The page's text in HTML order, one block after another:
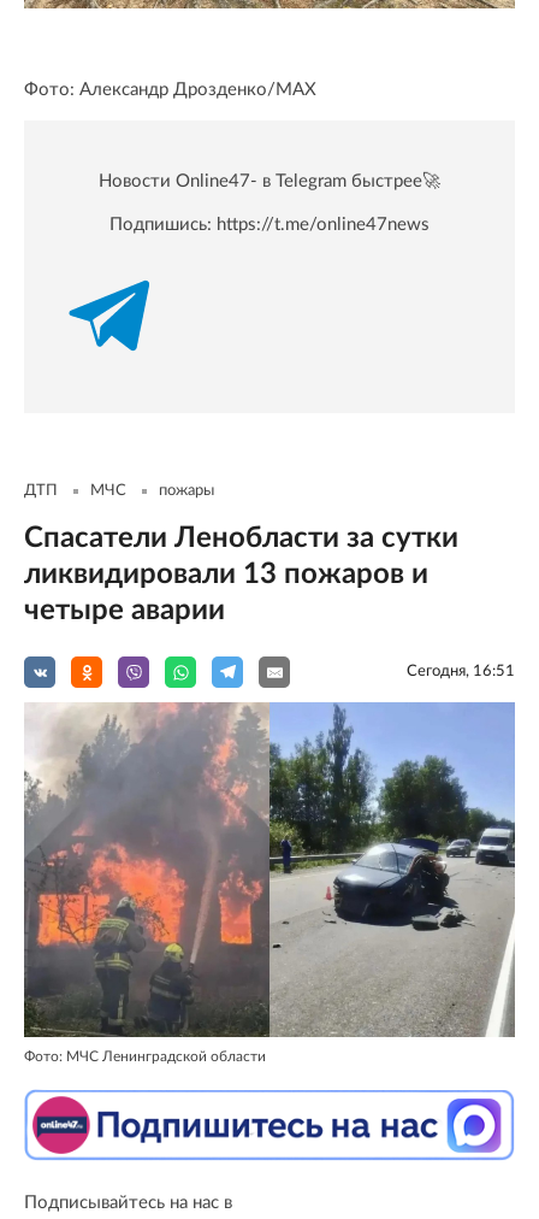
Фото: Александр Дрозденко/MAX
Новости Online47- в Telegram быстрее🚀
Подпишись: https://t.me/online47news
ДТП МЧС пожары
Спасатели Ленобласти за сутки
ликвидировали 13 пожаров и
четыре аварии
Сегодня, 16:51
Фото: МЧС Ленинградской области
Подписывайтесь на нас в